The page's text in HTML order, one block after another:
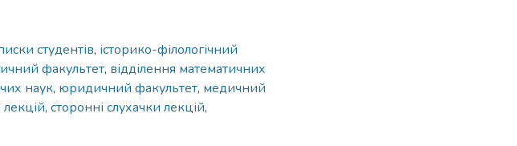
студентів, історико-філологічний
факультет, відділення математичних
наук, юридичний факультет, медичний
лекцій, сторонні слухачки лекцій,